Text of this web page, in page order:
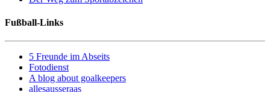
Fußball-Links
5 Freunde im Abseits
Fotodienst
A blog about goalkeepers
allesausseraas